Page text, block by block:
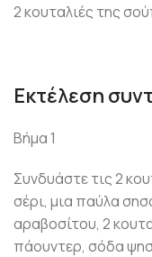
2 κουταλιές της
Εκτέλεση
Βήμα 1
Συνδυάστε τις 2
σέρι, μια παύλα
αραβοσίτου, 2
πάουντερ, σόδα